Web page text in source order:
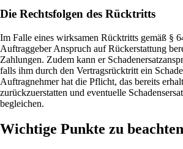
Die Rechtsfolgen des Rücktritts
Im Falle eines wirksamen Rücktritts gemäß §
Auftraggeber Anspruch auf Rückerstattung
Zahlungen. Zudem kann er
falls ihm durch den Vertragsrücktritt ein
Auftragnehmer hat die Pflicht, das bereits
zurückzuerstatten und eventuelle
begleichen.
Wichtige Punkte zu beachten